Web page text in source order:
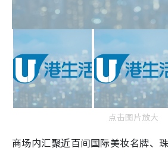
点击图片放大
商场内汇聚近百间国际美妆名牌、